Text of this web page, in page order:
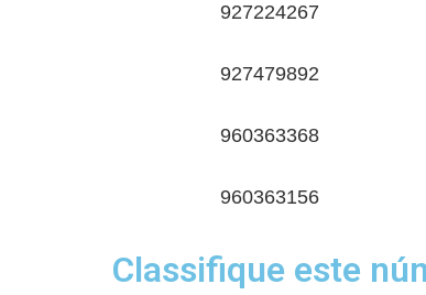
927224267
927479892
960363368
960363156
Classifique este